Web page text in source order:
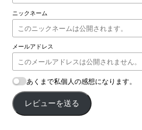
ニックネーム
メールアドレス
あくまで私個人の感想になります。
レビューを送る